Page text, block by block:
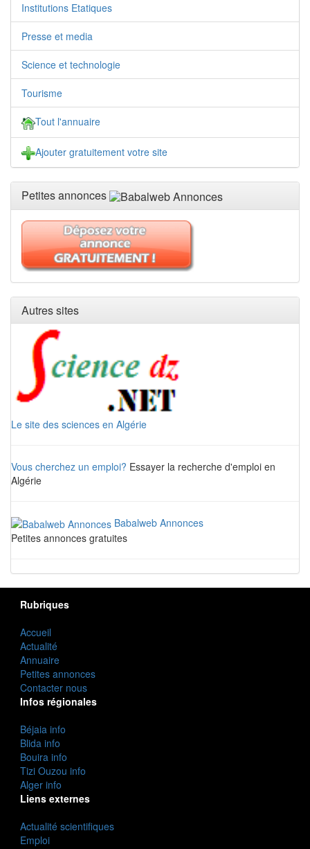
Institutions Etatiques
Presse et media
Science et technologie
Tourisme
Tout l'annuaire
Ajouter gratuitement votre site
Petites annonces
Autres sites
Le site des sciences en Algérie
Vous cherchez un emploi? Essayer la recherche d'emploi en
Algérie
Babalweb Annonces
Petites annonces gratuites
Rubriques
Accueil
Actualité
Annuaire
Petites annonces
Contacter nous
Infos régionales
Béjaia info
Blida info
Bouira info
Tizi Ouzou info
Alger info
Liens externes
Actualité scientifiques
Emploi